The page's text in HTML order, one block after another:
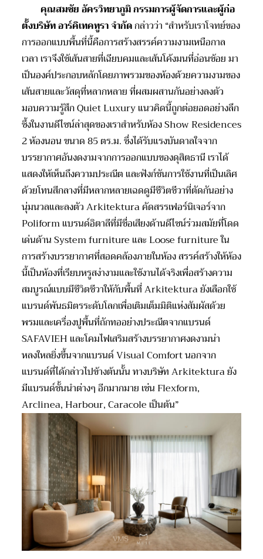
คุณสมชัย อัครวิทยาภูมิ กรรมการผู้จัดการและผู้ก่อ
ตั้งบริษัท อาร์คิเทคทูรา จำกัดกล่าวว่า “สำหรับเราโจทย์ของ
การออกแบบพื้นที่นี้คือการสร้างสรรค์ความงามเหนือกาล
เวลา เราจึงใช้เส้นสายที่เฉียบคมและเส้นโค้งมนที่อ่อนช้อย มา
เป็นองค์ประกอบหลักโดยภาพรวมของห้องด้วยความงามของ
เส้นสายและวัสดุที่หลากหลาย ที่ผสมผสานกันอย่างลงตัว
มอบความรู้สึก Quiet Luxury แนวคิดนี้ถูกต่อยอดอย่างลึก
ซึ้งในงานดีไซน์ล่าสุดของเราสำหรับห้อง Show Residences
2 ห้องนอน ขนาด 85 ตร.ม. ซึ่งได้รับแรงบันดาลใจจาก
บรรยากาศอันงดงามจากการออกแบบของดุสิตธานี เราได้
แสดงให้เห็นถึงความประณีต และฟังก์ชันการใช้งานที่เป็นเลิศ
ด้วยโทนสีกลางที่มีหลากหลายเฉดดูมีชีวิตชีวาที่ตัดกันอย่าง
นุ่มนวลและลงตัว Arkitektura คัดสรรเฟอร์นิเจอร์จาก
Poliform แบรนด์อิตาลีที่มีชื่อเสียงด้านดีไซน์ร่วมสมัยที่โดด
เด่นด้าน System furniture และ Loose furniture ใน
การสร้างบรรยากาศที่สอดคล้องภายในห้อง สรรค์สร้างให้ห้อง
นี้เป็นห้องที่เรียบหรูสง่างามและใช้งานได้จริงเพื่อสร้างความ
สมบูรณ์แบบมีชีวิตชีวาให้กับพื้นที่ Arkitektura ยังเลือกใช้
แบรนด์พันธมิตรระดับโลกเพื่อเติมเต็มมิติแห่งสัมผัสด้วย
พรมและเครื่องปูพื้นที่ถักทออย่างประณีตจากแบรนด์
SAFAVIEH และโคมไฟเสริมสร้างบรรยากาศงดงามน่า
หลงใหลยิ่งขึ้นจากแบรนด์ Visual Comfort นอกจาก
แบรนด์ที่ได้กล่าวไปข้างต้นนั้น ทางบริษัท Arkitektura ยัง
มีแบรนด์ชั้นนำต่างๆ อีกมากมาย เช่น Flexform,
Arclinea, Harbour, Caracole เป็นต้น”